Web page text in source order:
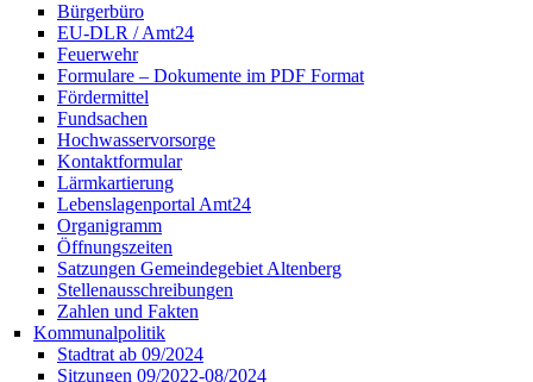
Bürgerbüro
EU-DLR / Amt24
Feuerwehr
Formulare – Dokumente im PDF Format
Fördermittel
Fundsachen
Hochwasservorsorge
Kontaktformular
Lärmkartierung
Lebenslagenportal Amt24
Organigramm
Öffnungszeiten
Satzungen Gemeindegebiet Altenberg
Stellenausschreibungen
Zahlen und Fakten
Kommunalpolitik
Stadtrat ab 09/2024
Sitzungen 09/2022-08/2024